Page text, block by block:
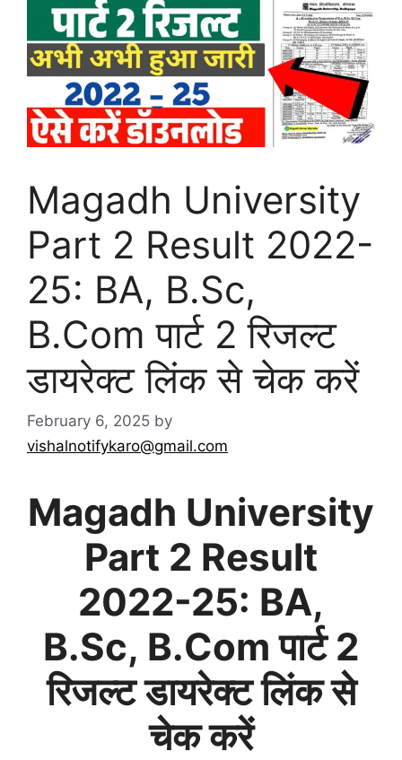
Magadh University
Part 2 Result 2022-
25: BA, B.Sc,
B.Com पार्ट 2 रिजल्ट
डायरेक्ट लिंक से चेक करें
February 6, 2025 by
vishalnotifykaro@gmail.com
Magadh University
Part 2 Result
2022-25: BA,
B.Sc, B.Com पार्ट 2
रिजल्ट डायरेक्ट लिंक से
चेक करें